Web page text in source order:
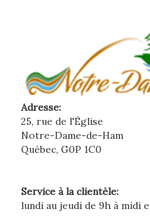
Adresse:
25, rue de l'Église
Notre-Dame-de-Ham
Québec, G0P 1C0
Service à la clientèle:
lundi au jeudi de 9h à midi